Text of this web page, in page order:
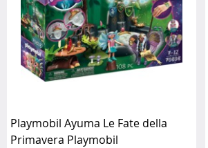
Playmobil Ayuma Le Fate della
Primavera Playmobil